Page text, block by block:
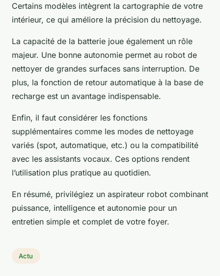
Certains modèles intègrent la cartographie de votre
intérieur, ce qui améliore la précision du nettoyage.
La capacité de la batterie joue également un rôle
majeur. Une bonne autonomie permet au robot de
nettoyer de grandes surfaces sans interruption. De
plus, la fonction de retour automatique à la base de
recharge est un avantage indispensable.
Enfin, il faut considérer les fonctions
supplémentaires comme les modes de nettoyage
variés (spot, automatique, etc.) ou la compatibilité
avec les assistants vocaux. Ces options rendent
l’utilisation plus pratique au quotidien.
En résumé, privilégiez un aspirateur robot combinant
puissance, intelligence et autonomie pour un
entretien simple et complet de votre foyer.
Actu